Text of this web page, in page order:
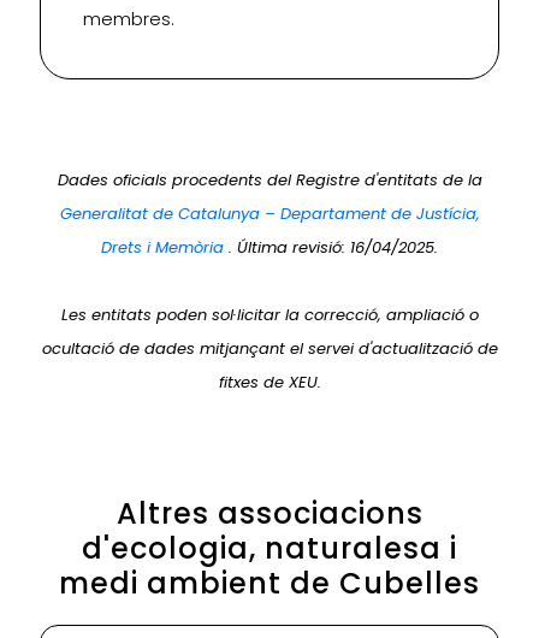
membres.
Dades oficials procedents del Registre d'entitats de la
Generalitat de Catalunya – Departament de Justícia,
Drets i Memòria . Última revisió: 16/04/2025.
Les entitats poden sol·licitar la correcció, ampliació o
ocultació de dades mitjançant el servei d'actualització de
fitxes de XEU.
Altres associacions
d'ecologia, naturalesa i
medi ambient de Cubelles